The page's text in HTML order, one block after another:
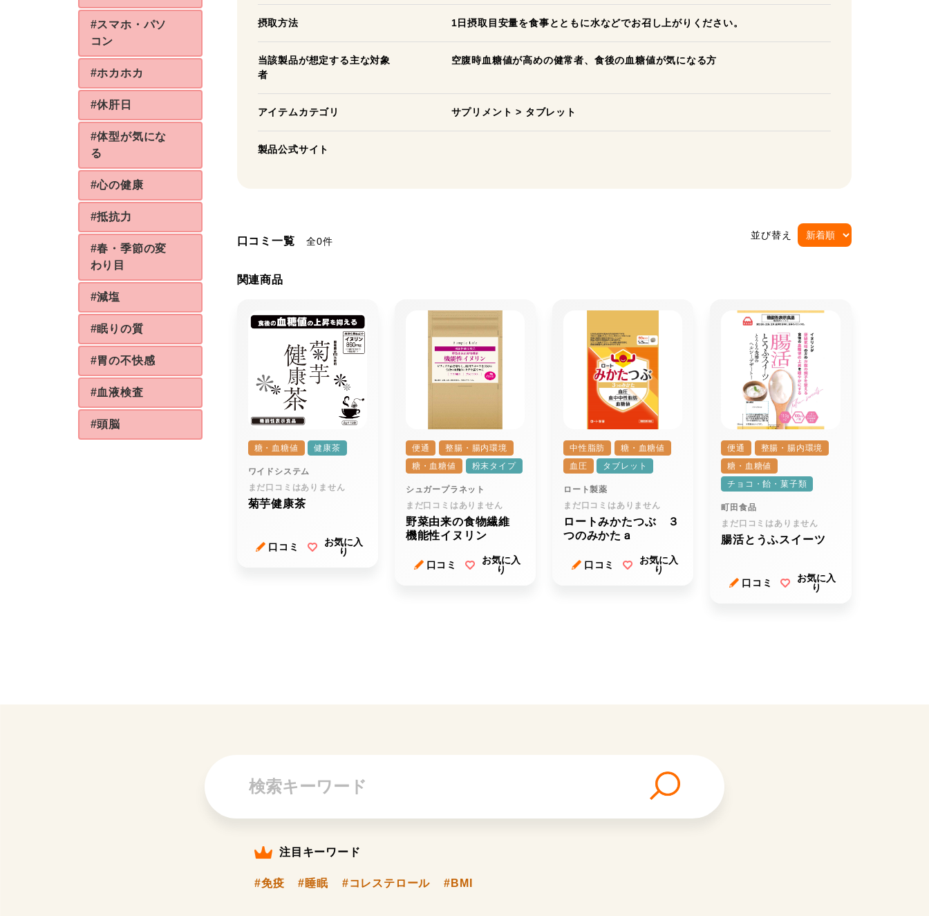
#スマホ・パソ
コン
#ホカホカ
#休肝日
#体型が気にな
る
#心の健康
#抵抗力
#春・季節の変
わり目
#減塩
#眠りの質
#胃の不快感
#血液検査
#頭脳
摂取方法 1日摂取目安量を食事とともに水などでお召し上がりください。
当該製品が想定する主な対象
者
空腹時血糖値が高めの健常者、食後の血糖値が気になる方
アイテムカテゴリ サプリメント > タブレット
製品公式サイト
口コミ一覧 全0件
並び替え
関連商品
糖・血糖値 健康茶
ワイドシステム
まだ口コミはありません
菊芋健康茶
口コミ
お気に入
り
便通
整腸・腸内環境
糖・血糖値
粉末タイプ
シュガープラネット
まだ口コミはありません
野菜由来の食物繊維
機能性イヌリン
口コミ
お気に入
り
中性脂肪
糖・血糖値
血圧
タブレット
ロート製薬
まだ口コミはありません
ロートみかたつぶ ３
つのみかたａ
口コミ
お気に入
り
便通
整腸・腸内環境
糖・血糖値
チョコ・飴・菓子類
町田食品
まだ口コミはありません
腸活とうふスイーツ
口コミ
お気に入
り
注目キーワード
#免疫 #睡眠 #コレステロール #BMI